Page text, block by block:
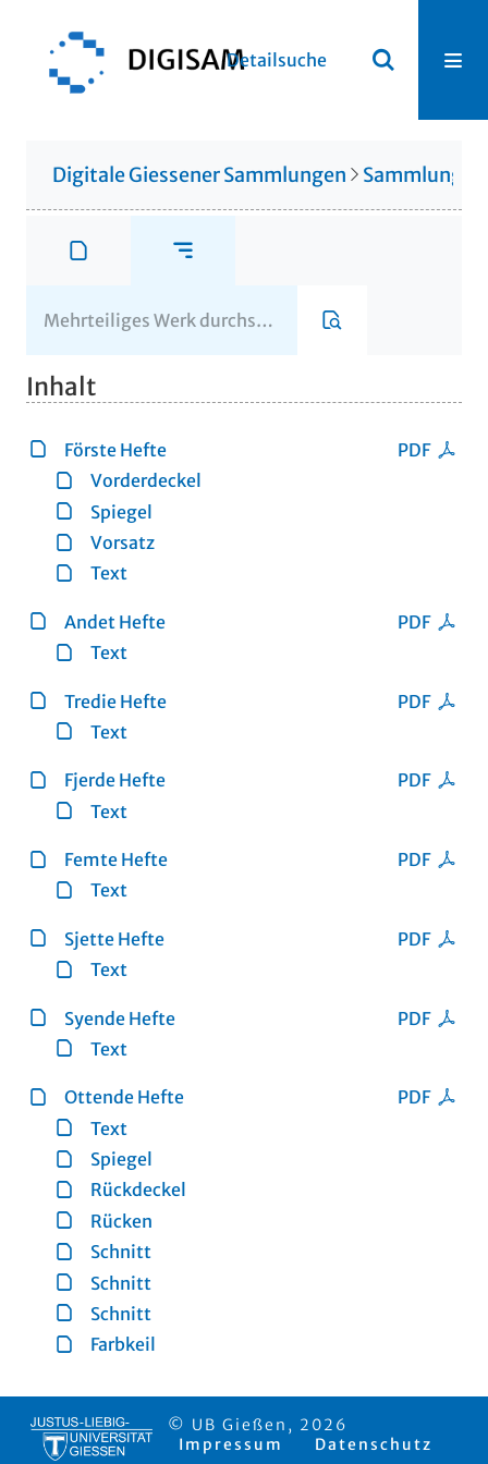
Detailsuche
Digitale Giessener Sammlungen Sammlung
Inhalt
PDF
Förste Hefte
Vorderdeckel
Spiegel
Vorsatz
Text
PDF
Andet Hefte
Text
PDF
Tredie Hefte
Text
PDF
Fjerde Hefte
Text
PDF
Femte Hefte
Text
PDF
Sjette Hefte
Text
PDF
Syende Hefte
Text
PDF
Ottende Hefte
Text
Spiegel
Rückdeckel
Rücken
Schnitt
Schnitt
Schnitt
Farbkeil
© UB Gießen, 2026
Impressum
Datenschutz